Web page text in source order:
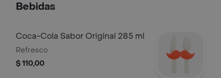
Bebidas
Coca-Cola Sabor Original 285 ml
Refresco
$ 110,00